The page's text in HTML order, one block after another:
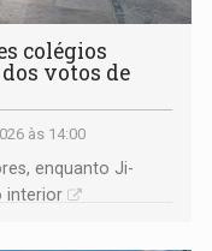
colégios
votos de
às 14:00
enquanto Ji-
interior